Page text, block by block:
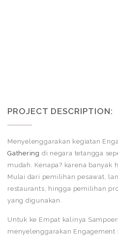
PROJECT DESCRIPTION:
Menyelenggarakan kegiatan
Gathering di negara tetangga
mudah. Kenapa? karena banyak
Mulai dari pemilihan pesawat,
restaurants, hingga pemilihan
yang digunakan.
Untuk ke Empat kalinya
menyelenggarakan